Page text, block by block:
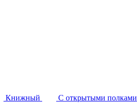
Книжный
С открытыми полками